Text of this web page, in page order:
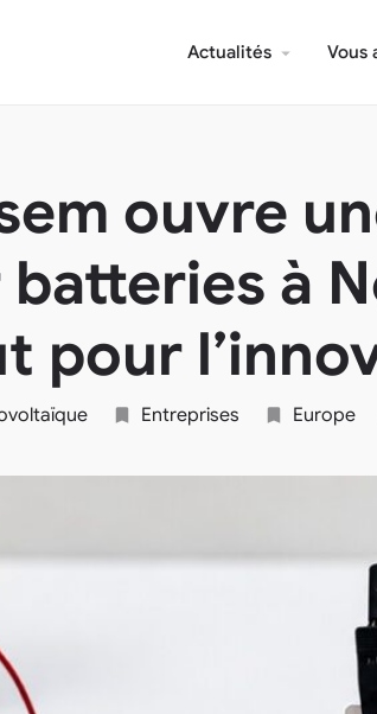
Actualités Vous
ouvre
à
pour
Entreprises Europe